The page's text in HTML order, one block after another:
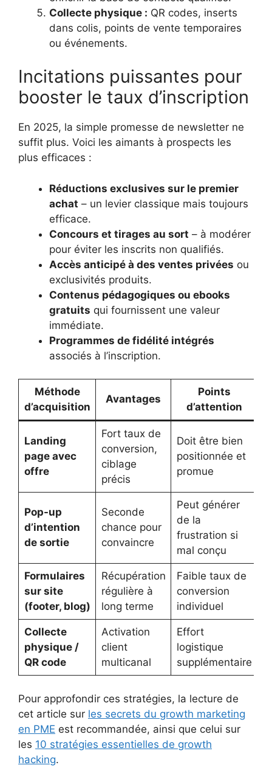
Collecte physique : QR codes, inserts
dans colis, points de vente temporaires
ou événements.
Incitations puissantes pour
booster le taux d’inscription
En 2025, la simple promesse de newsletter ne
suffit plus. Voici les aimants à prospects les
plus efficaces :
Réductions exclusives sur le premier
achat – un levier classique mais toujours
efficace.
Concours et tirages au sort – à modérer
pour éviter les inscrits non qualifiés.
Accès anticipé à des ventes privées ou
exclusivités produits.
Contenus pédagogiques ou ebooks
gratuits qui fournissent une valeur
immédiate.
Programmes de fidélité intégrés
associés à l’inscription.
Méthode
d’acquisition
Avantages
Points
d’attention
Landing
page avec
offre
Fort taux de
conversion,
ciblage
précis
Doit être bien
positionnée et
promue
Pop-up
d’intention
de sortie
Seconde
chance pour
convaincre
Peut générer
de la
frustration si
mal conçu
Formulaires
sur site
(footer, blog)
Récupération
régulière à
long terme
Faible taux de
conversion
individuel
Collecte
physique /
QR code
Activation
client
multicanal
Effort
logistique
supplémentaire
Pour approfondir ces stratégies, la lecture de
cet article sur les secrets du growth marketing
en PME est recommandée, ainsi que celui sur
les 10 stratégies essentielles de growth
hacking.